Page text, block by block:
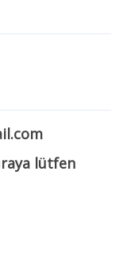
lütfen
1005023-01 adet